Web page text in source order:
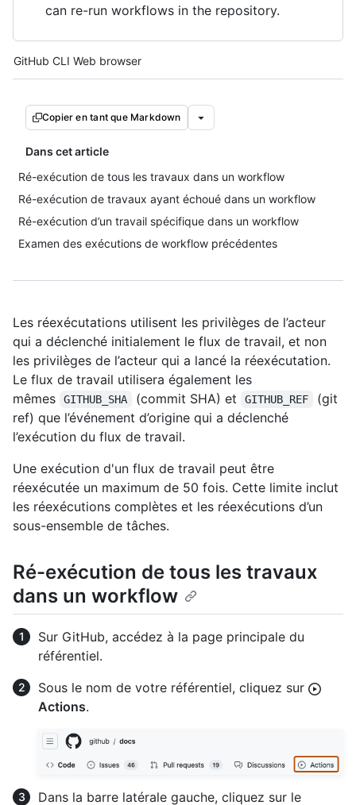
can re-run workflows in the repository.
Tool navigation
GitHub CLI Web browser
Copier en tant que Markdown
Dans cet article
Ré-exécution de tous les travaux dans un workflow
Ré-exécution de travaux ayant échoué dans un workflow
Ré-exécution d’un travail spécifique dans un workflow
Examen des exécutions de workflow précédentes
Les réexécutations utilisent les privilèges de l’acteur
qui a déclenché initialement le flux de travail, et non
les privilèges de l’acteur qui a lancé la réexécutation.
Le flux de travail utilisera également les
mêmes
GITHUB_SHA (commit SHA) et GITHUB_REF
(git
ref) que l’événement d’origine qui a déclenché
l’exécution du flux de travail.
Une exécution d'un flux de travail peut être
réexécutée un maximum de 50 fois. Cette limite inclut
les réexécutions complètes et les réexécutions d’un
sous-ensemble de tâches.
Ré-exécution de tous les travaux
dans un workflow
Sur GitHub, accédez à la page principale du
référentiel.
Sous le nom de votre référentiel, cliquez sur
Actions.
Dans la barre latérale gauche, cliquez sur le